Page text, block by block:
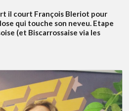
il court François Bleriot pour
qui touche son neveu. Etape
(et Biscarrossaise via les